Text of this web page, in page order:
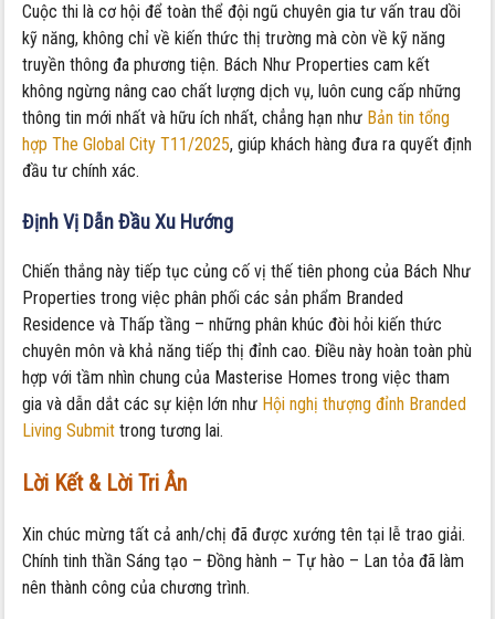
Cuộc thi là cơ hội để toàn thể đội ngũ chuyên gia tư vấn trau dồi
kỹ năng, không chỉ về kiến thức thị trường mà còn về kỹ năng
truyền thông đa phương tiện. Bách Như Properties cam kết
không ngừng nâng cao chất lượng dịch vụ, luôn cung cấp những
thông tin mới nhất và hữu ích nhất, chẳng hạn như Bản tin tổng
hợp The Global City T11/2025, giúp khách hàng đưa ra quyết định
đầu tư chính xác.
Định Vị Dẫn Đầu Xu Hướng
Chiến thắng này tiếp tục củng cố vị thế tiên phong của Bách Như
Properties trong việc phân phối các sản phẩm Branded
Residence và Thấp tầng – những phân khúc đòi hỏi kiến thức
chuyên môn và khả năng tiếp thị đỉnh cao. Điều này hoàn toàn phù
hợp với tầm nhìn chung của Masterise Homes trong việc tham
gia và dẫn dắt các sự kiện lớn như Hội nghị thượng đỉnh Branded
Living Submit trong tương lai.
Lời Kết & Lời Tri Ân
Xin chúc mừng tất cả anh/chị đã được xướng tên tại lễ trao giải.
Chính tinh thần Sáng tạo – Đồng hành – Tự hào – Lan tỏa đã làm
nên thành công của chương trình.